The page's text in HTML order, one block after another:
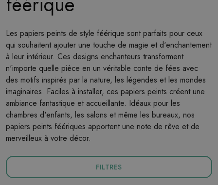
Les papiers peints de style féérique sont parfaits pour ceux
qui souhaitent ajouter une touche de magie et d'enchantement
à leur intérieur. Ces designs enchanteurs transforment
n'importe quelle pièce en un véritable conte de fées avec
des motifs inspirés par la nature, les légendes et les mondes
imaginaires. Faciles à installer, ces papiers peints créent une
ambiance fantastique et accueillante. Idéaux pour les
chambres d'enfants, les salons et même les bureaux, nos
papiers peints féériques apportent une note de rêve et de
merveilleux à votre décor.
FILTRES